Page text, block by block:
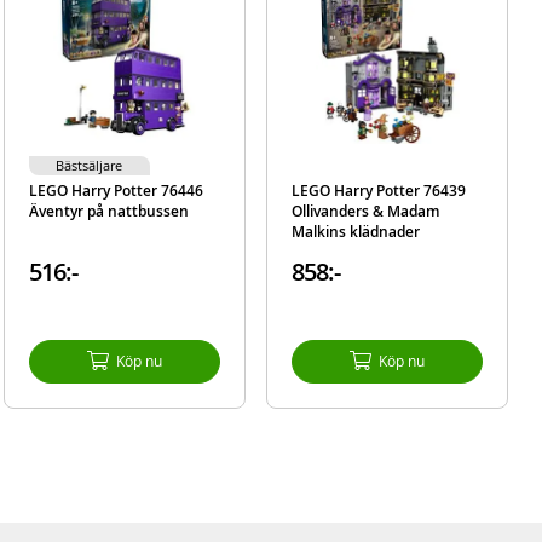
som
set
LEGO Harry Potter 76446
Äventyr på nattbussen
516:-
Köp nu
Bästsäljare
LEGO Harry Potter 76439
Ollivanders & Madam
Malkins klädnader
858:-
Köp nu